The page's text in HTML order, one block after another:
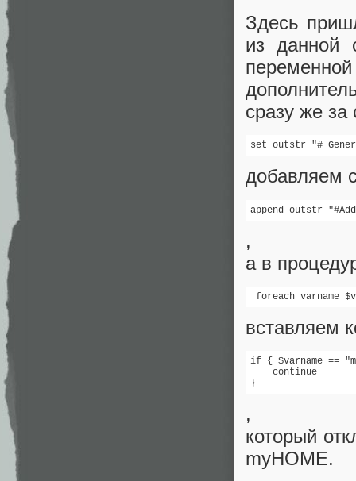
Здесь
из данной
сразу же за
set outstr "#
добавляем
append outstr "#Add
,
а в
foreach varname
вставляем
if { $varname ==
    continue
}
,
который
myHOME.